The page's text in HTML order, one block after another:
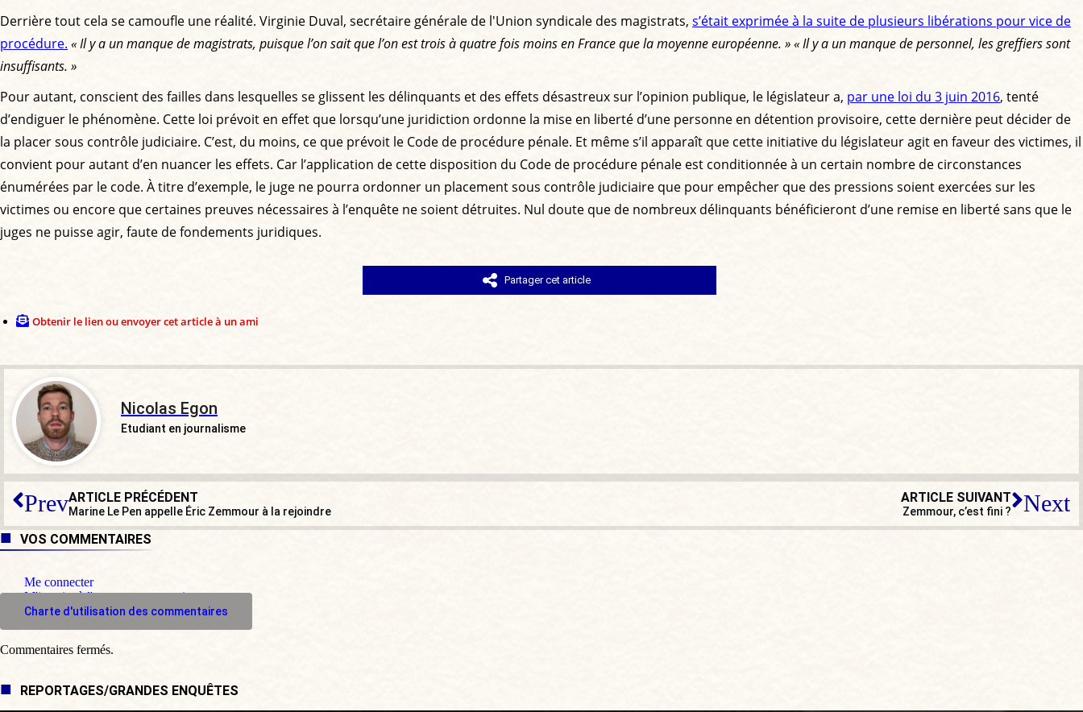
Derrière tout cela se camoufle une réalité. Virginie Duval, secrétaire générale de l'Union syndicale des magistrats, s’était exprimée à la suite de plusieurs libérations pour vice de
procédure. « Il y a un manque de magistrats, puisque l’on sait que l’on est trois à quatre fois moins en France que la moyenne européenne. »« Il y a un manque de personnel, les greffiers sont
insuffisants. »
Pour autant, conscient des failles dans lesquelles se glissent les délinquants et des effets désastreux sur l’opinion publique, le législateur a, par une loi du 3 juin 2016, tenté
d’endiguer le phénomène. Cette loi prévoit en effet que lorsqu’une juridiction ordonne la mise en liberté d’une personne en détention provisoire, cette dernière peut décider de
la placer sous contrôle judiciaire. C’est, du moins, ce que prévoit le Code de procédure pénale. Et même s’il apparaît que cette initiative du législateur agit en faveur des victimes, il
convient pour autant d’en nuancer les effets. Car l’application de cette disposition du Code de procédure pénale est conditionnée à un certain nombre de circonstances
énumérées par le code. À titre d’exemple, le juge ne pourra ordonner un placement sous contrôle judiciaire que pour empêcher que des pressions soient exercées sur les
victimes ou encore que certaines preuves nécessaires à l’enquête ne soient détruites. Nul doute que de nombreux délinquants bénéficieront d’une remise en liberté sans que le
juges ne puisse agir, faute de fondements juridiques.
Partager cet article
Obtenir le lien ou envoyer cet article à un ami
Nicolas Egon
Etudiant en journalisme
PrevARTICLE PRÉCÉDENT
Marine Le Pen appelle Éric Zemmour à la rejoindre
ARTICLE SUIVANT
Zemmour, c’est fini ? Next
VOS COMMENTAIRES
Me connecter
M'inscrire à l'espace commentaire
Charte d'utilisation des commentaires
Commentaires fermés.
REPORTAGES/GRANDES ENQUÊTES